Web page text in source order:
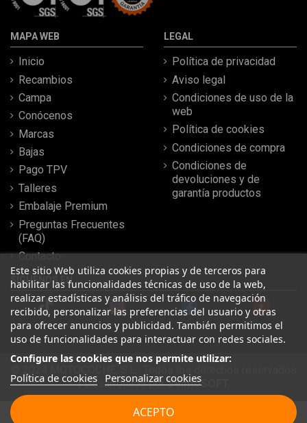
Leer más reseñas
MAPA WEB
Inicio
Recambios
Campa
Conócenos
Marcas
Bajas
Pago TPV
Talleres
Embalaje Premium
Preguntas Frecuentes
(FAQ)
Contacto
LEGAL
Política de privacidad
Aviso legal
Condiciones de uso de la
web
Política de cookies
Condiciones de compra
Condiciones de
devoluciones y de
garantía productos
Este sitio Web utiliza cookies propias y de terceros para
habilitar las funcionalidades técnicas de uso de la web,
realizar estadísticas y análisis del tráfico de navegación
recibido, personalizar las preferencias del usuario y otras
para ofrecer anuncios y publicidad. También permitimos el
uso de funcionalidades para interactuar con redes sociales.
Configure las cookies que nos permite utilizar:
Política de cookies Personalizar cookies
ACEPTO
SÍGUENOS EN
| Desarrollado porSeintoSOFT